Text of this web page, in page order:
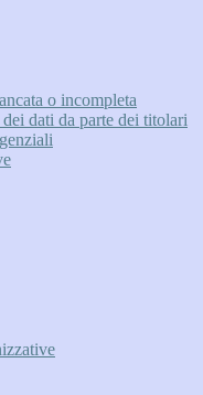
o incompleta
dati da parte dei titolari